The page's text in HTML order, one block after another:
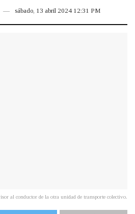
sábado, 13 abril 2024 12:31 PM
al conductor de la otra unidad de transporte colectivo.